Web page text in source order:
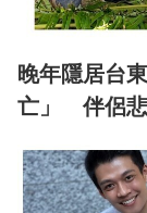
晚年隱居台
亡」 伴侶悲